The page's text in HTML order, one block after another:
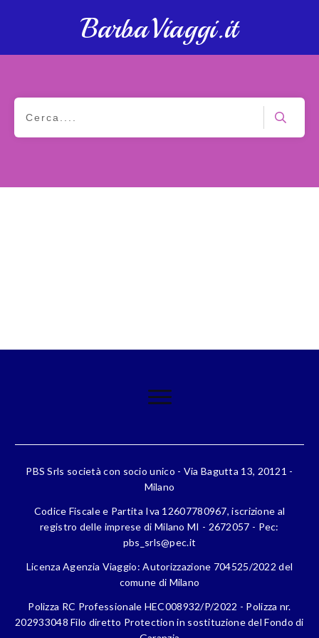
BarbaViaggi.it
PBS Srls società con socio unico - Via Bagutta 13, 20121 -
Milano
Codice Fiscale e Partita Iva 12607780967, iscrizione al
registro delle imprese di Milano MI - 2672057 - Pec:
pbs_srls@pec.it
Licenza Agenzia Viaggio: Autorizzazione 704525/2022 del
comune di Milano
Polizza RC Professionale HEC008932/P/2022 - Polizza nr.
202933048 Filo diretto Protection in sostituzione del Fondo di